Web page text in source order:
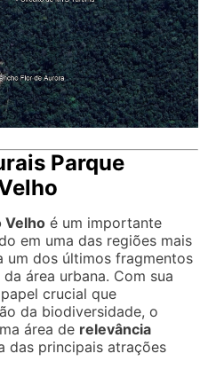
Parque
Velho é um importante
em uma das regiões mais
um dos últimos fragmentos
área urbana. Com sua
crucial que
da biodiversidade, o
área de relevância
das principais atrações